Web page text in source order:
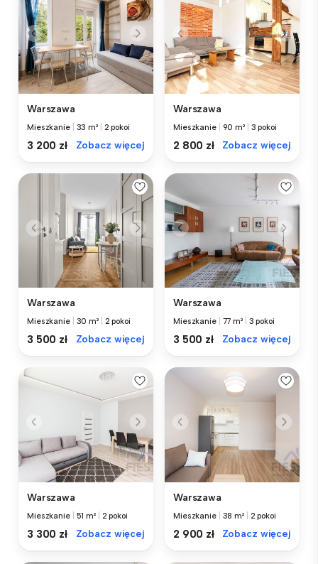
Warszawa
Mieszkanie 33 m² 2 pokoi
3 200 zł Zobacz więcej
Warszawa
Mieszkanie 90 m² 3 pokoi
2 800 zł Zobacz więcej
Warszawa
Mieszkanie 30 m² 2 pokoi
3 500 zł Zobacz więcej
Warszawa
Mieszkanie 77 m² 3 pokoi
3 500 zł Zobacz więcej
Warszawa
Mieszkanie 51 m² 2 pokoi
3 300 zł Zobacz więcej
Warszawa
Mieszkanie 38 m² 2 pokoi
2 900 zł Zobacz więcej